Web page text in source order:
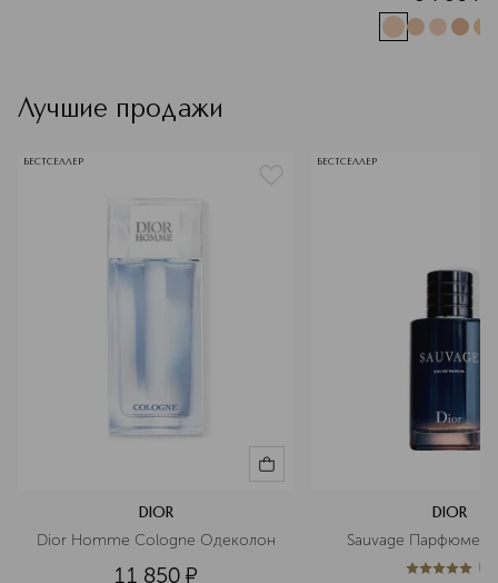
Лучшие продажи
БЕСТСЕЛЛЕР
DIOR
Dior Homme Cologne Одеколон
11 850 ¤
БЕСТСЕЛЛЕР
DIOR
Sauvage
5из 51 (